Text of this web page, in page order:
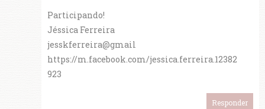
Participando!
Jéssica Ferreira
jesskferreira@gmail
https://m.facebook.com/jessica.ferreira.12382
923
Responder